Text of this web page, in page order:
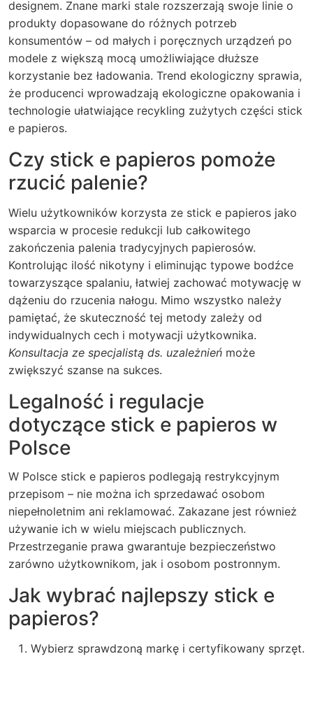
designem. Znane marki stale rozszerzają swoje linie o
produkty dopasowane do różnych potrzeb
konsumentów – od małych i poręcznych urządzeń po
modele z większą mocą umożliwiające dłuższe
korzystanie bez ładowania. Trend ekologiczny sprawia,
że producenci wprowadzają ekologiczne opakowania i
technologie ułatwiające recykling zużytych części stick
e papieros.
Czy stick e papieros pomoże
rzucić palenie?
Wielu użytkowników korzysta ze stick e papieros jako
wsparcia w procesie redukcji lub całkowitego
zakończenia palenia tradycyjnych papierosów.
Kontrolując ilość nikotyny i eliminując typowe bodźce
towarzyszące spalaniu, łatwiej zachować motywację w
dążeniu do rzucenia nałogu. Mimo wszystko należy
pamiętać, że skuteczność tej metody zależy od
indywidualnych cech i motywacji użytkownika.
Konsultacja ze specjalistą ds. uzależnień może
zwiększyć szanse na sukces.
Legalność i regulacje
dotyczące stick e papieros w
Polsce
W Polsce stick e papieros podlegają restrykcyjnym
przepisom – nie można ich sprzedawać osobom
niepełnoletnim ani reklamować. Zakazane jest również
używanie ich w wielu miejscach publicznych.
Przestrzeganie prawa gwarantuje bezpieczeństwo
zarówno użytkownikom, jak i osobom postronnym.
Jak wybrać najlepszy stick e
papieros?
Wybierz sprawdzoną markę i certyfikowany sprzęt.